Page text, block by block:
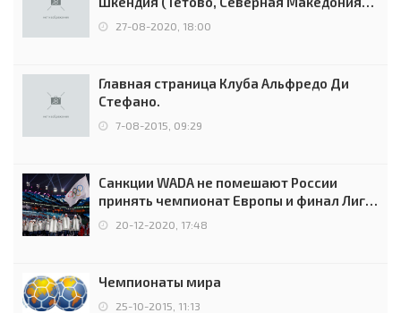
0:2 (0:0)
27-08-2020, 18:00
Главная страница Клуба Альфредо Ди
Стефано.
7-08-2015, 09:29
Санкции WADA не помешают России
принять чемпионат Европы и финал Лиги
чемпионов.
20-12-2020, 17:48
Чемпионаты мира
25-10-2015, 11:13